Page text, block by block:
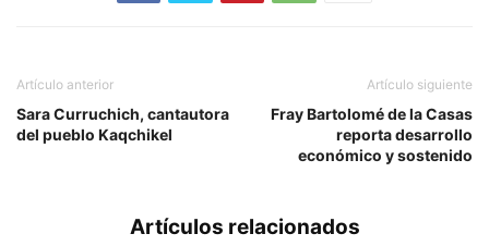
Artículo anterior
Sara Curruchich, cantautora
del pueblo Kaqchikel
Artículo siguiente
Fray Bartolomé de la Casas
reporta desarrollo
económico y sostenido
Artículos relacionados